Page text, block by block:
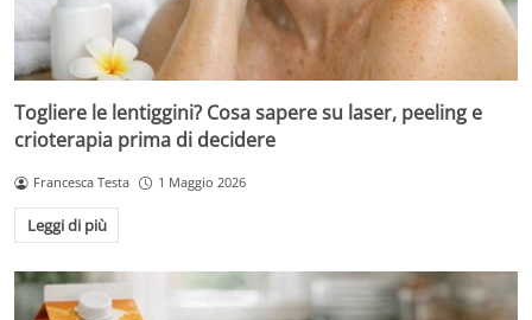
Togliere le lentiggini? Cosa sapere su laser, peeling e
crioterapia prima di decidere
Francesca Testa 1 Maggio 2026
Leggi di più